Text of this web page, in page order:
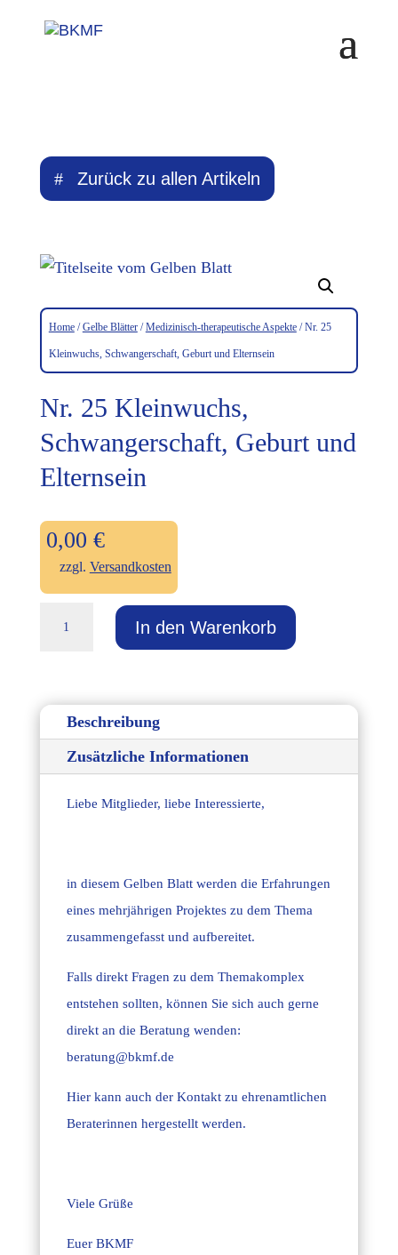
Zurück zu allen Artikeln
Home/Gelbe Blätter/Medizinisch-therapeutische Aspekte/ Nr. 25
Kleinwuchs, Schwangerschaft, Geburt und Elternsein
Nr. 25 Kleinwuchs,
Schwangerschaft, Geburt und
Elternsein
0,00 €
zzgl. Versandkosten
Geburt
Elternsein
Menge
In den Warenkorb
Beschreibung
Zusätzliche Informationen
Liebe Mitglieder, liebe Interessierte,
in diesem Gelben Blatt werden die Erfahrungen
eines mehrjährigen Projektes zu dem Thema
zusammengefasst und aufbereitet.
Falls direkt Fragen zu dem Themakomplex
entstehen sollten, können Sie sich auch gerne
direkt an die Beratung wenden:
beratung@bkmf.de
Hier kann auch der Kontakt zu ehrenamtlichen
Beraterinnen hergestellt werden.
Viele Grüße
Euer BKMF